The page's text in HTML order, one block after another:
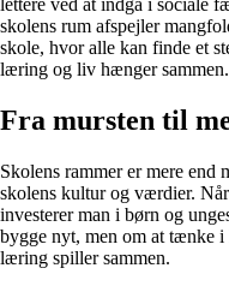
lettere ved at indgå i sociale
skolens rum afspejler
skole, hvor alle kan finde et
læring og liv hænger sammen.
Fra mursten til
Skolens rammer er mere end
skolens kultur og værdier.
investerer man i børn og
bygge nyt, men om at tænke
læring spiller sammen.